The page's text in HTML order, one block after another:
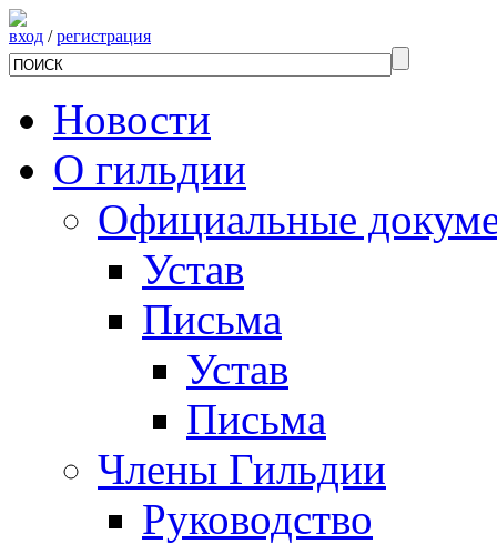
вход /регистрация
Новости
О гильдии
Официальные
Устав
Письма
Устав
Письма
Члены Гильдии
Руководство